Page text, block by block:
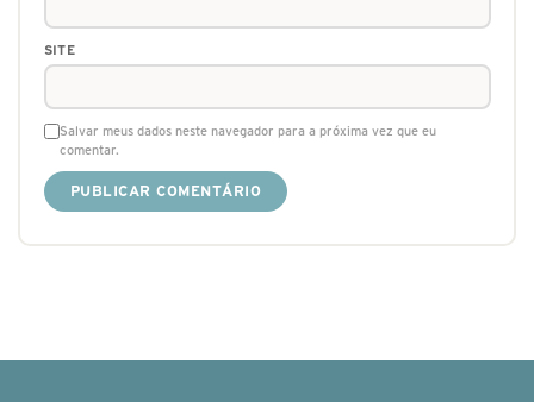
SITE
Salvar meus dados neste navegador para a próxima vez que eu
comentar.